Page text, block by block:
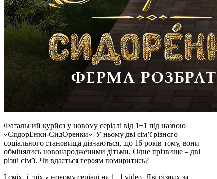
Фатальний курйоз у новому серіалі від 1+1 під назвою
«СидорЕнки-СидОренки». У ньому дві сім’ї різного
соціального становища дізнаються, що 16 років тому, вони
обмінялись новонародженими дітьми. Одне прізвище – дві
різні сім’ї. Чи вдасться героям помиритись?
І сміх, і гріх у новому серіалі на 1+1 video. Дві різних за